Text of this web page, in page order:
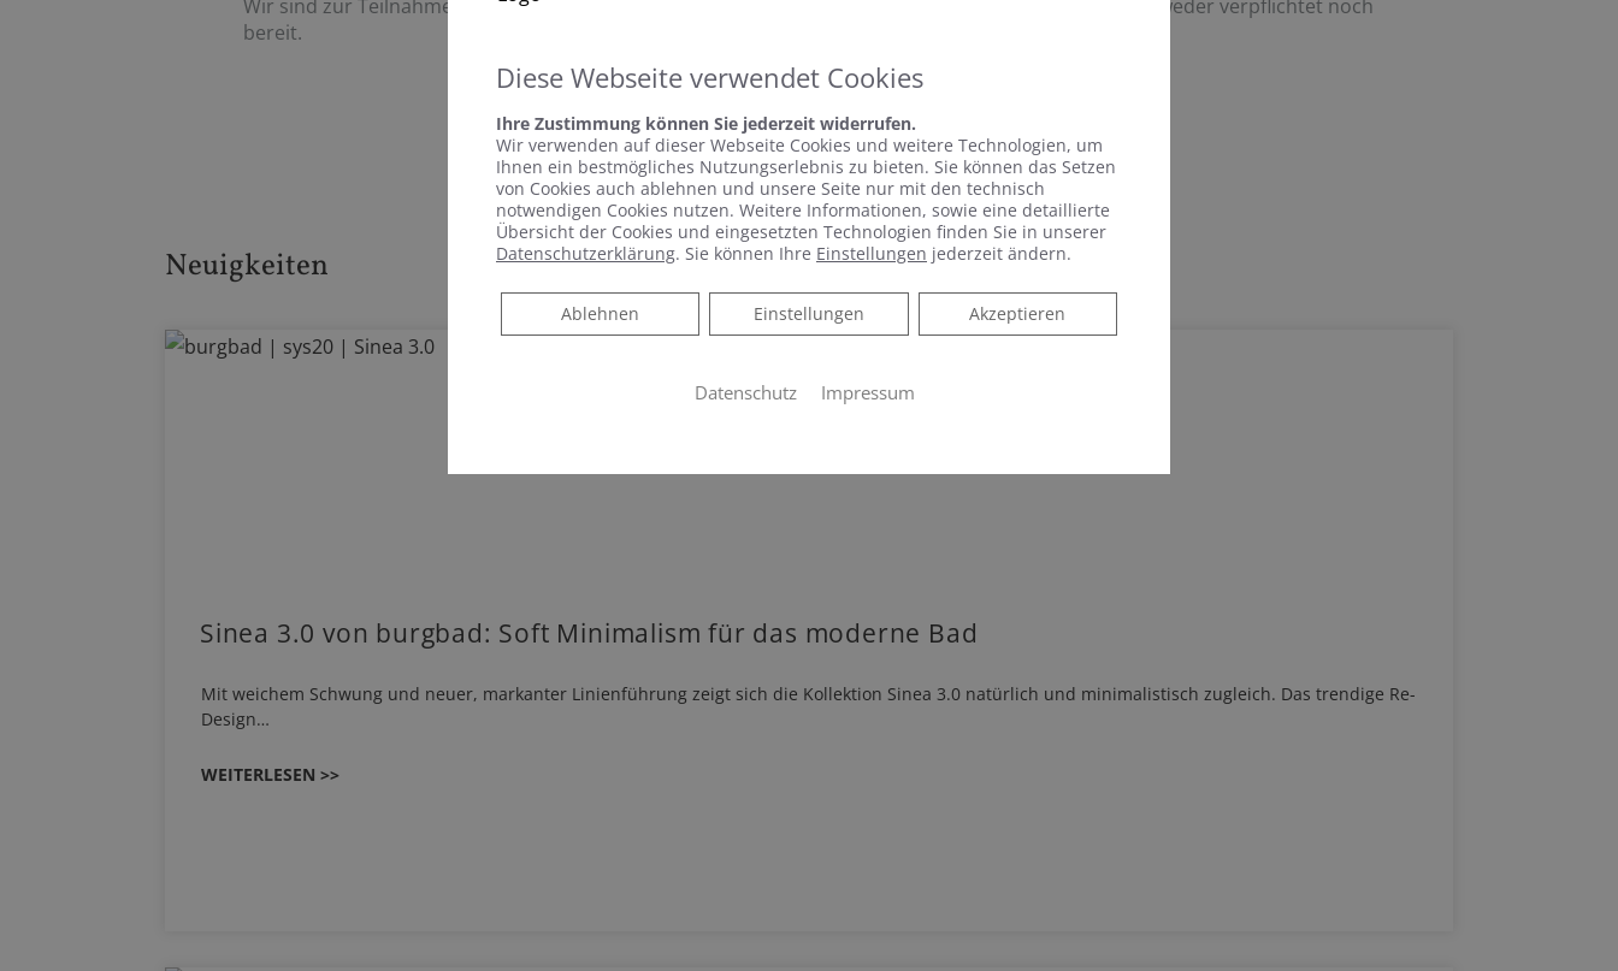
Wir sind zur Teilnahme an einem Streitbeilegungsverfahren vor einer Verbraucherschlichtungsstelle weder verpflichtet noch
bereit.
Neuigkeiten
Sinea 3.0 von burgbad: Soft Minimalism für das moderne Bad
Mit weichem Schwung und neuer, markanter Linienführung zeigt sich die Kollektion Sinea 3.0 natürlich und minimalistisch zugleich. Das trendige Re-
Design…
WEITERLESEN >>
Diese Webseite verwendet Cookies
Ihre Zustimmung können Sie jederzeit widerrufen.
Wir verwenden auf dieser Webseite Cookies und weitere Technologien, um
Ihnen ein bestmögliches Nutzungserlebnis zu bieten. Sie können das Setzen
von Cookies auch ablehnen und unsere Seite nur mit den technisch
notwendigen Cookies nutzen. Weitere Informationen, sowie eine detaillierte
Übersicht der Cookies und eingesetzten Technologien finden Sie in unserer
Datenschutzerklärung. Sie können Ihre Einstellungen jederzeit ändern.
Akzeptieren
Einstellungen
Ablehnen
Ablehnen
Datenschutz Impressum